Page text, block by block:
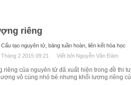
riêng
tạo nguyên tử, bảng tuần hoàn, liên kết hóa học
2 2015 09:21
Viết bởi Nguyễn Văn Đàm
của nguyên tử đã xuất hiện trong đề thi
vô cùng nhỏ bé nhưng khối lượng riêng